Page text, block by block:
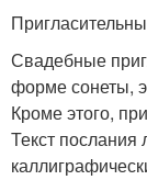
Свадебные
форме сонеты,
Кроме этого,
Текст